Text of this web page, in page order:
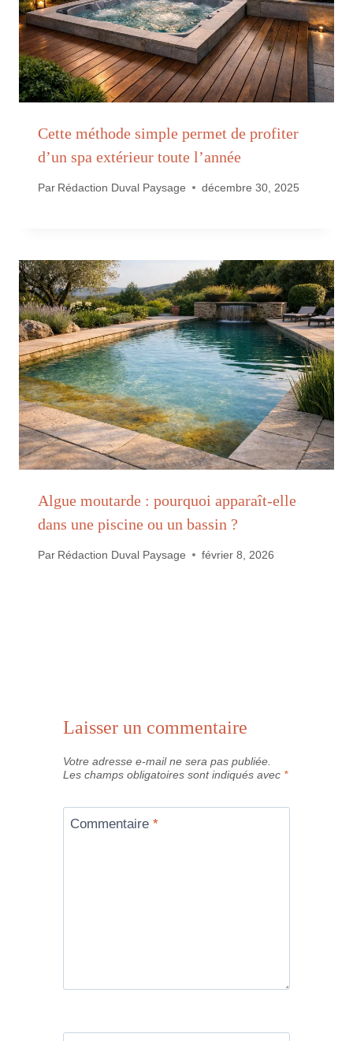
Cette méthode simple permet de profiter
d’un spa extérieur toute l’année
Par Rédaction Duval Paysage décembre 30, 2025
Algue moutarde : pourquoi apparaît-elle
dans une piscine ou un bassin ?
Par Rédaction Duval Paysage février 8, 2026
Laisser un commentaire
Votre adresse e-mail ne sera pas publiée.
Les champs obligatoires sont indiqués avec *
Commentaire *